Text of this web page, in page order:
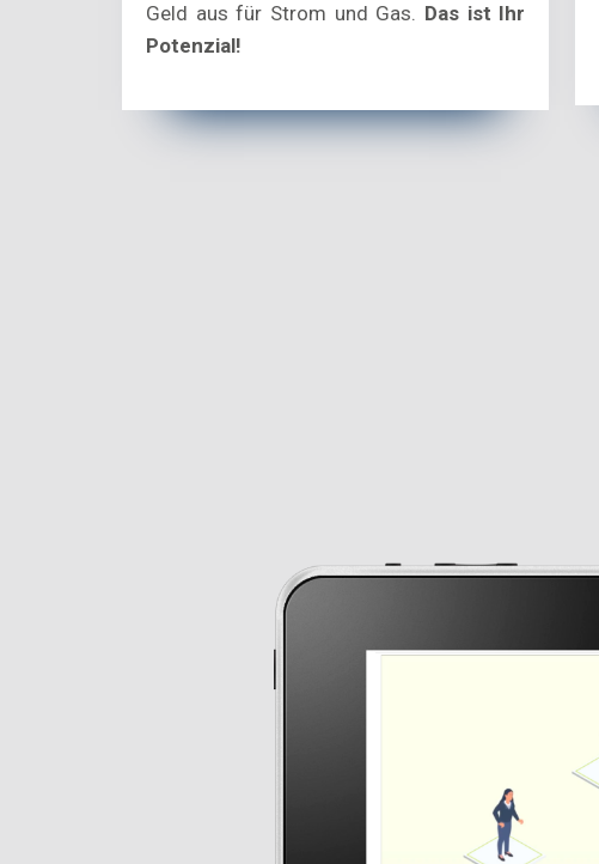
Geld aus für Strom und Gas. Das ist Ihr
Potenzial!